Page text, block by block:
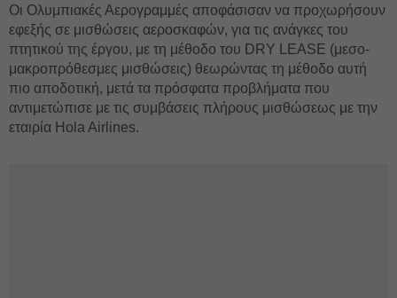
Οι Ολυμπιακές Αερογραμμές αποφάσισαν να προχωρήσουν
εφεξής σε μισθώσεις αεροσκαφών, για τις ανάγκες του
πτητικού της έργου, με τη μέθοδο του DRY LEASE (μεσο-
μακροπρόθεσμες μισθώσεις) θεωρώντας τη μέθοδο αυτή
πιο αποδοτική, μετά τα πρόσφατα προβλήματα που
αντιμετώπισε με τις συμβάσεις πλήρους μισθώσεως με την
εταιρία Hola Airlines.